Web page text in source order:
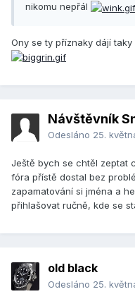
nikomu nepřál
Ony se ty příznaky dájí
Návštěvník
Odesláno 25.
Ještě bych se chtěl zeptat
fóra přístě dostal bez
zapamatování si jména a
přihlašovat ručně, kde se
old black
Odesláno 25.